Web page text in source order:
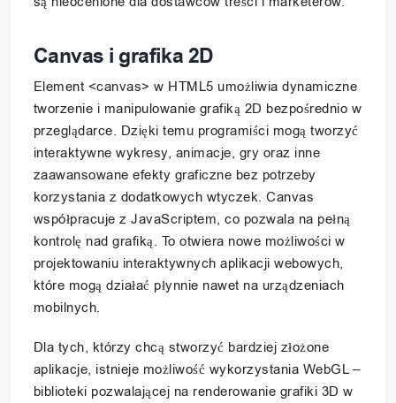
Canvas i grafika 2D
Element <canvas> w HTML5 umożliwia dynamiczne
tworzenie i manipulowanie grafiką 2D bezpośrednio w
przeglądarce. Dzięki temu programiści mogą tworzyć
interaktywne wykresy, animacje, gry oraz inne
zaawansowane efekty graficzne bez potrzeby
korzystania z dodatkowych wtyczek. Canvas
współpracuje z JavaScriptem, co pozwala na pełną
kontrolę nad grafiką. To otwiera nowe możliwości w
projektowaniu interaktywnych aplikacji webowych,
które mogą działać płynnie nawet na urządzeniach
mobilnych.
Dla tych, którzy chcą stworzyć bardziej złożone
aplikacje, istnieje możliwość wykorzystania WebGL –
biblioteki pozwalającej na renderowanie grafiki 3D w